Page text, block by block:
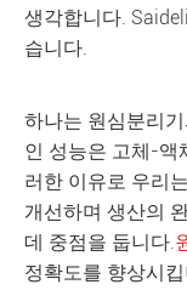
생각합니다.
습니다.
하나는 원심분리
인 성능은 고체-액
러한 이유로 우리
개선하며 생산의
데 중점을 둡니다.
정확도를 향상시